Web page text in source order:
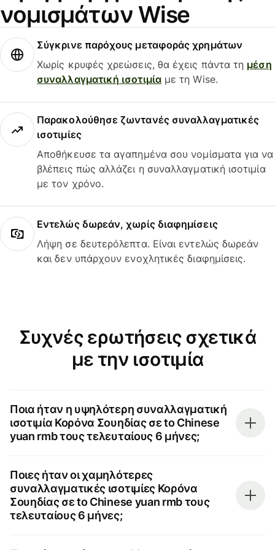
νομισμάτων Wise
Σύγκρινε παρόχους μεταφοράς χρημάτων
Χωρίς κρυφές χρεώσεις, θα έχεις πάντα τη μέση
συναλλαγματική ισοτιμίαμε τη Wise.
Παρακολούθησε ζωντανές συναλλαγματικές
ισοτιμίες
Αποθήκευσε τα αγαπημένα σου νομίσματα για να
βλέπεις πώς αλλάζει η συναλλαγματική ισοτιμία
με τον χρόνο.
Εντελώς δωρεάν, χωρίς διαφημίσεις
Λήψη σε δευτερόλεπτα. Είναι εντελώς δωρεάν
και δεν υπάρχουν ενοχλητικές διαφημίσεις.
Συχνές ερωτήσεις σχετικά
με την ισοτιμία
Ποια ήταν η υψηλότερη συναλλαγματική
ισοτιμία Κορόνα Σουηδίας σε to Chinese
yuan rmb τους τελευταίους 6 μήνες;
Ποιες ήταν οι χαμηλότερες
συναλλαγματικές ισοτιμίες Κορόνα
Σουηδίας σε to Chinese yuan rmb τους
τελευταίους 6 μήνες;